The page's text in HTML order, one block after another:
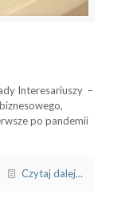
Interesariuszy –
po pandemii
Czytaj dalej...